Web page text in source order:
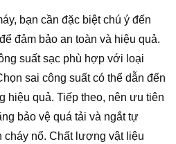
bạn cần đặc biệt chú ý đến
đảm bảo an toàn và hiệu quả.
suất sạc phù hợp với loại
sai công suất có thể dẫn đến
hiệu quả. Tiếp theo, nên ưu tiên
bảo vệ quá tải và ngắt tự
cháy nổ. Chất lượng vật liệu